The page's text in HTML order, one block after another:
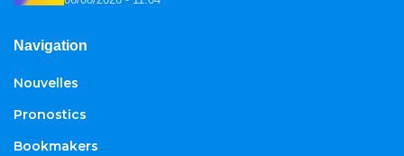
Navigation
Nouvelles
Pronostics
Bookmakers